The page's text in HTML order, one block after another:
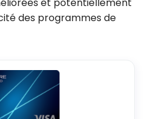
des programmes de